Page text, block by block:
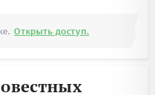
Открыть доступ.